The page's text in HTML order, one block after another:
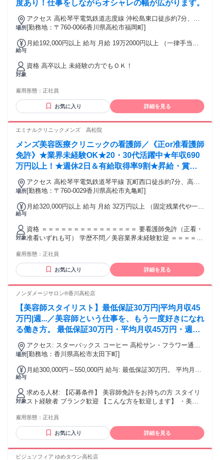
度あり！仕事をしながらオシャレの幅が広がります。
場所
アクセス 高松琴平電気鉄道志度線 沖松島東口徒歩約7分、高
松琴平電気鉄道志度線 松島二丁目徒歩約15分、高松琴平電気
5分
[勤務地：〒760-0066香川県高松市福岡町]
給与
月給192,000円以上 給与 月給 19万2000円以上 （一律手当を
対象
資格 高卒以上 未経験の方でもＯＫ！
雇用形態： 正社員
お気に入り 詳細を見る
エミナルクリニックメンズ 高松院
メンズ美容医療クリニックの看護師／《正or准看護師
免許》★業界未経験OK★20・30代活躍中★年収690
万円以上！★週休2日＆有給取得率9割★昇給・賞与
あり
場所
アクセス 高松琴平電気鉄道琴平線 瓦町西口徒歩約7分、高松
琴平電気鉄道志度線 瓦町西口徒歩約7分、高松琴平電気鉄道長
[勤務地：〒760-0029香川県高松市丸亀町]
給与
月給320,000円以上 給与 月給 32万円以上 （固定残業代や一律
時間：23時間） 固定残業時間を超えた勤務時間については別
途残業代を支給する 交通費：交通費支給
対象
資格 ＝＝＝＝＝＝＝＝＝＝＝＝＝＝＝ 要看護師免許（正看・
准看いずれも可） 学歴不問／美容業界未経験歓迎 ＝＝＝＝＝
アップに挑戦できる環境！】 ・店舗の売上やスタッフの モチ
ベーションを支えるリーダーを目指したい方 ・縁の下の力持
ちとして チームを支える役割にやりがいを感じられる方 【こ
当に評価される職場を求めている ・美容や清潔感への関心が
「看護師＝病棟だけじゃない」新しい道を歩みたい 【活躍中
のスタッフ前職例】 看護師,准看護師,保健師,美容クリニック,
訪問看護師,医療事務,デイサービス看護師, 病棟勤務,訪問看護,
介護施設, リラクゼーションセラピスト,マッサージ, アロマセ
ラピスト,セラピスト,もみほぐし, ヘッドスパ,美容,脱毛,接客
販売などのご経験者
雇用形態： 正社員
お気に入り 詳細を見る
ノンダメージサロン®︎香川高松店
【美容師スタイリスト】最低保証30万円|平均月収45
万円|週...／美容師という仕事を、もう一度好きになれ
る働き方。 最低保証30万円・平均月収45万円・週休
2〜3日選択可能・フレックス制度・マンツーマン施
術・集客は会社が担当。 働き方が変わると、人生は
場所
アクセス: スターバックス コーヒー 高松サン・フラワー通り
店より徒歩3分
[勤務地：香川県高松市太田下町]
給与
月給300,000円～550,000円 給与: 最低保証30万円。 平均月収
上に応じて給与アップ。 集客は会社が担当するため、お客様
づくりに悩む必要はありません。 安心して技術を磨きなが
ら、長く働ける給与設計になっています。
対象
求める人材: 【応募条件】 美容師免許をお持ちの方 スタイリ
スト経験者 ブランク歓迎 【こんな方を歓迎します】 ・美容
髪質改善を学びたい ・技術で選ばれる美容師になりたい ・長
く美容師を続けたい ・家族との時間も大切にしたい ・仕事も
人生も充実させたい ・ブランクから復帰したい 【こんな方に
しみたい ・短期間で数をこなしたい ・自分ブランドを優先し
雇用形態： 正社員
お気に入り 詳細を見る
ビジュソフィア ゆめタウン高松店